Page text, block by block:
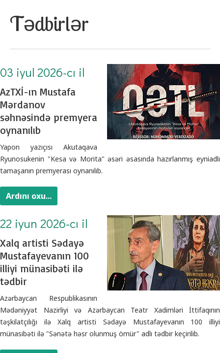
Tədbirlər
03 iyul 2026-cı il
AzTXİ-ın Mustafa
Mərdanov
səhnəsində premyera
oynanılıb
Yapon yazıçısı Akutaqava
Ryunosukenin "Kesa və Morita" əsəri əsasında hazırlanmış eyniadlı
tamaşanın premyerası oynanılıb.
Ardını oxu...
22 iyun 2026-cı il
Xalq artisti Sədayə
Mustafayevanın 100
illiyi münasibəti ilə
tədbir
Azərbaycan Respublikasının
Mədəniyyət Nazirliyi və Azərbaycan Teatr Xadimləri İttifaqının
təşkilatçılığı ilə Xalq artisti Sədayə Mustafayevanın 100 illiyi
münasibəti ilə "Sənətə həsr olunmuş ömür" adlı tədbir keçirilib.